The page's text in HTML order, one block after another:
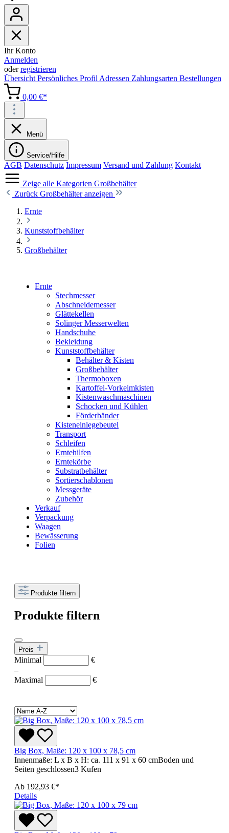
Ihr Konto
Anmelden
oderregistrieren
Übersicht Persönliches Profil Adressen Zahlungsarten Bestellungen
0,00 €*
Menü
Service/Hilfe
AGB Datenschutz Impressum Versand und Zahlung Kontakt
Zeige alle Kategorien Großbehälter
Zurück Großbehälter anzeigen
Ernte
Kunststoffbehälter
Großbehälter
Ernte
Stechmesser
Abschneidemesser
Glättekellen
Solinger Messerwelten
Handschuhe
Bekleidung
Kunststoffbehälter
Behälter & Kisten
Großbehälter
Thermoboxen
Kartoffel-Vorkeimkisten
Kistenwaschmaschinen
Schocken und Kühlen
Förderbänder
Kisteneinlegebeutel
Transport
Schleifen
Erntehilfen
Erntekörbe
Substratbehälter
Sortierschablonen
Messgeräte
Zubehör
Verkauf
Verpackung
Waagen
Bewässerung
Folien
Produkte filtern
Produkte filtern
Preis
Minimal
€
–
Maximal
€
Big Box, Maße: 120 x 100 x 78,5 cm
Innenmaße: L x B x H: ca. 111 x 91 x 60 cmBoden und
Seiten geschlossen3 Kufen
Ab 192,93 €*
Details